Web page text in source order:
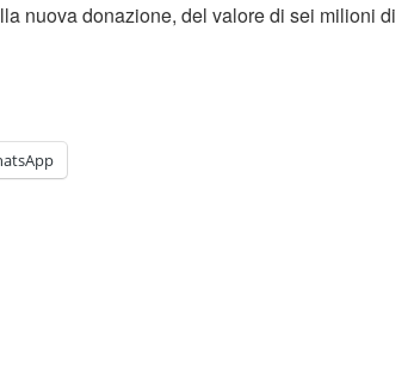
nuova donazione, del valore di sei milioni di